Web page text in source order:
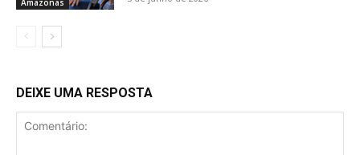
Amazonas
DEIXE UMA RESPOSTA